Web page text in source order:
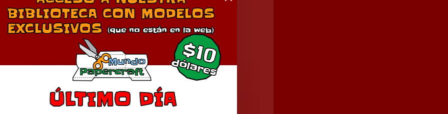
Comparte esto:
Más